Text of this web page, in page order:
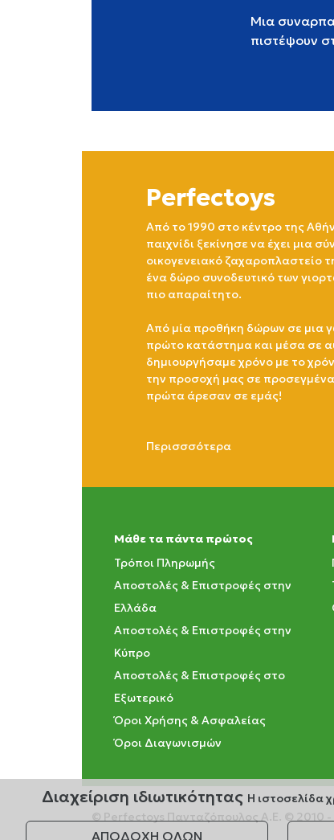
Μια
πιστέψουν
Perfectoys
Από το 1990 στο κέντρο της
παιχνίδι ξεκίνησε να έχει μια
οικογενειακό ζαχαροπλαστείο
ένα δώρο συνοδευτικό των
πιο απαραίτητο.
Από μία προθήκη δώρων σε μια
πρώτο κατάστημα και μέσα σε
δημιουργήσαμε χρόνο με το
την προσοχή μας σε
πρώτα άρεσαν σε εμάς!
Περισσσότερα
Μάθε τα πάντα πρώτος
Τρόποι Πληρωμής
Αποστολές & Επιστροφές στην
Ελλάδα
Αποστολές & Επιστροφές στην
Κύπρο
Αποστολές & Επιστροφές στο
Εξωτερικό
Όροι Χρήσης & Ασφαλείας
Όροι Διαγωνισμών
© Perfectoys Πανταζόπουλος Α.Ε. © 2010 -
Διαχείριση ιδιωτικότητας Η ιστοσελίδα
ΑΠΟΔΟΧΗ ΟΛΩΝ